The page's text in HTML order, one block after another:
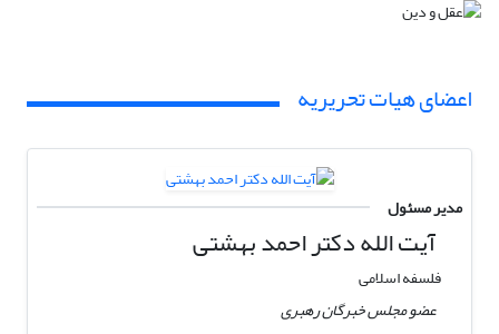
اعضای هیات تحریریه
مدیر مسئول
آیت الله دکتر احمد بهشتی
فلسفه اسلامی
عضو مجلس خبرگان رهبری